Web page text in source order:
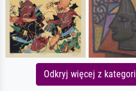
Odkryj więcej z